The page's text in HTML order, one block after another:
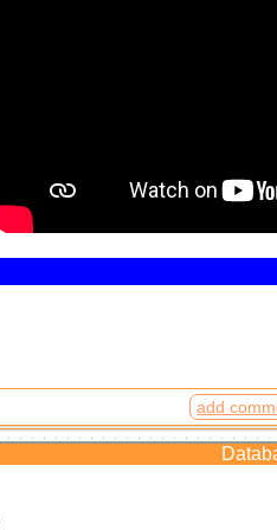
add